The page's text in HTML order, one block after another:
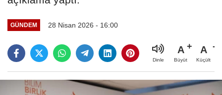
GÜNDEM 28 Nisan 2026 - 16:00
Dinle
A
Büyüt
A
Küçült